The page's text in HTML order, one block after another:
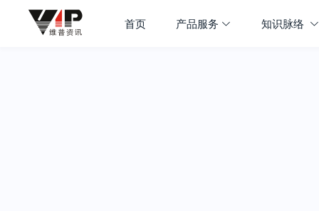
首页 产品服务 知识脉络